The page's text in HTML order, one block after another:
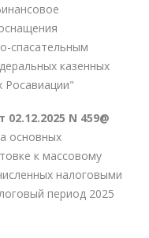
спасательным
казенных
Росавиации"
N 459@
основных
к массовому
налоговыми
период 2025